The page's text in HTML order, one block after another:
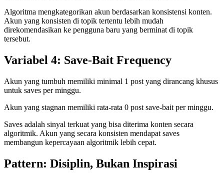
Algoritma mengkategorikan akun berdasarkan konsistensi konten.
Akun yang konsisten di topik tertentu lebih mudah
direkomendasikan ke pengguna baru yang berminat di topik
tersebut.
Variabel 4: Save-Bait Frequency
Akun yang tumbuh memiliki minimal 1 post yang dirancang khusus
untuk saves per minggu.
Akun yang stagnan memiliki rata-rata 0 post save-bait per minggu.
Saves adalah sinyal terkuat yang bisa diterima konten secara
algoritmik. Akun yang secara konsisten mendapat saves
membangun kepercayaan algoritmik lebih cepat.
Pattern: Disiplin, Bukan Inspirasi